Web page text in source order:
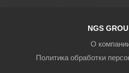
NGS
О
Политика обработки